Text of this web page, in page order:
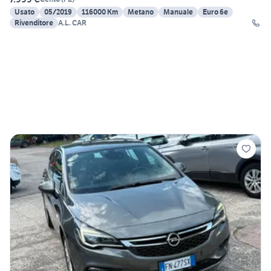
Usato
05/2019 116000 Km Metano Manuale
Euro 6e
Rivenditore A.L. CAR